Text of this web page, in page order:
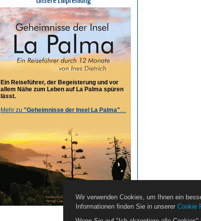
Ein Reiseführer, der Begeisterung und vor
allem Nähe zum Leben auf La Palma spüren
lässt.
Mehr zu "Geheimnisse der Insel La Palma"…
Wir verwenden Cookies, um Ihnen ein
Informationen finden Sie in unserer Cookie